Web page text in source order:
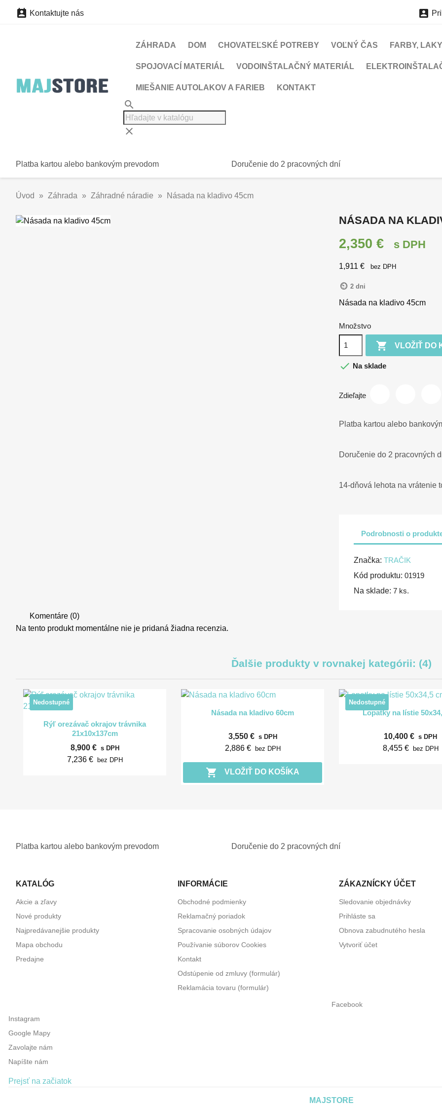
 Kontaktujte nás 
ZÁHRADA DOM CHOVATEĽSKÉ POTREBY VOĽNÝ ČAS FARBY,
SPOJOVACÍ MATERIÁL VODOINŠTALAČNÝ MATERIÁL
MIEŠANIE AUTOLAKOV A FARIEB KONTAKT
search
clear
Platba kartou alebo bankovým prevodom Doručenie do 2 pracovných dní
Úvod Záhrada Záhradné náradie Násada na kladivo 45cm
NÁSADA NA
2,350 € s DPH
1,911 € bez DPH
2 dni
Násada na kladivo 45cm
Množstvo
 VLOŽIŤ DO
 Na sklade
Zdieľajte
Platba kartou alebo
Doručenie do 2 pracovných
14-dňová lehota na vrátenie
Podrobnosti o
Značka: TRAČIK
Kód produktu: 01919
Na sklade: 7 ks.
Komentáre (0)
Na tento produkt momentálne nie je pridaná žiadna recenzia.
Ďalšie produkty v rovnakej kategórii: (4)
Rýchly náhľad
Rýľ orezávač okrajov trávnika
21x10x137cm
8,900 € s DPH
7,236 € bez DPH
Nedostupné
Rýchly náhľad
Násada na kladivo 60cm
3,550 € s DPH
2,886 € bez DPH
shopping_cart VLOŽIŤ DO KOŠÍKA
Rýchly
Lopatky na lístie
10,400 € s DPH
8,455 € bez DPH
Nedostupné
Platba kartou alebo bankovým prevodom Doručenie do 2 pracovných dní
KATALÓG
Akcie a zľavy
Nové produkty
Najpredávanejšie produkty
Mapa obchodu
Predajne
INFORMÁCIE
Obchodné podmienky
Reklamačný poriadok
Spracovanie osobných údajov
Používanie súborov Cookies
Kontakt
Odstúpenie od zmluvy (formulár)
Reklamácia tovaru (formulár)
ZÁKAZNÍCKY ÚČET
Sledovanie objednávky
Prihláste sa
Obnova zabudnutého hesla
Vytvoriť účet
Facebook
Instagram
Google Mapy
Zavolajte nám
Napíšte nám
Prejsť na začiatok
MAJSTORE